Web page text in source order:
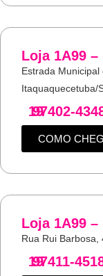
Loja 1A99
Estrada
Itaquaquecetuba/
19
97402-
COMO
Loja 1A99
Rua Rui Barbosa,
19
97411-